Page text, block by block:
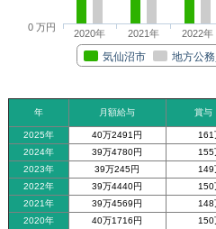
気仙沼市 地方公
2020年 2021年 2022年
0 万円
年 月額給与 賞与
2025年 40万2491円 161
2024年
39万4780円 155
2023年
39万245円 149
2022年
39万4440円 150
2021年
39万4569円 148
2020年
40万1716円 150